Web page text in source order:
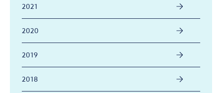
2021
2020
2019
2018